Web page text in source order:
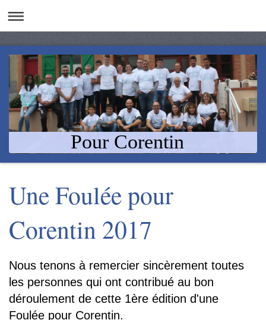
Pour Corentin
Une Foulée pour
Corentin 2017
Nous tenons à remercier sincèrement toutes
les personnes qui ont contribué au bon
déroulement de cette 1ère édition d'une
Foulée pour Corentin.